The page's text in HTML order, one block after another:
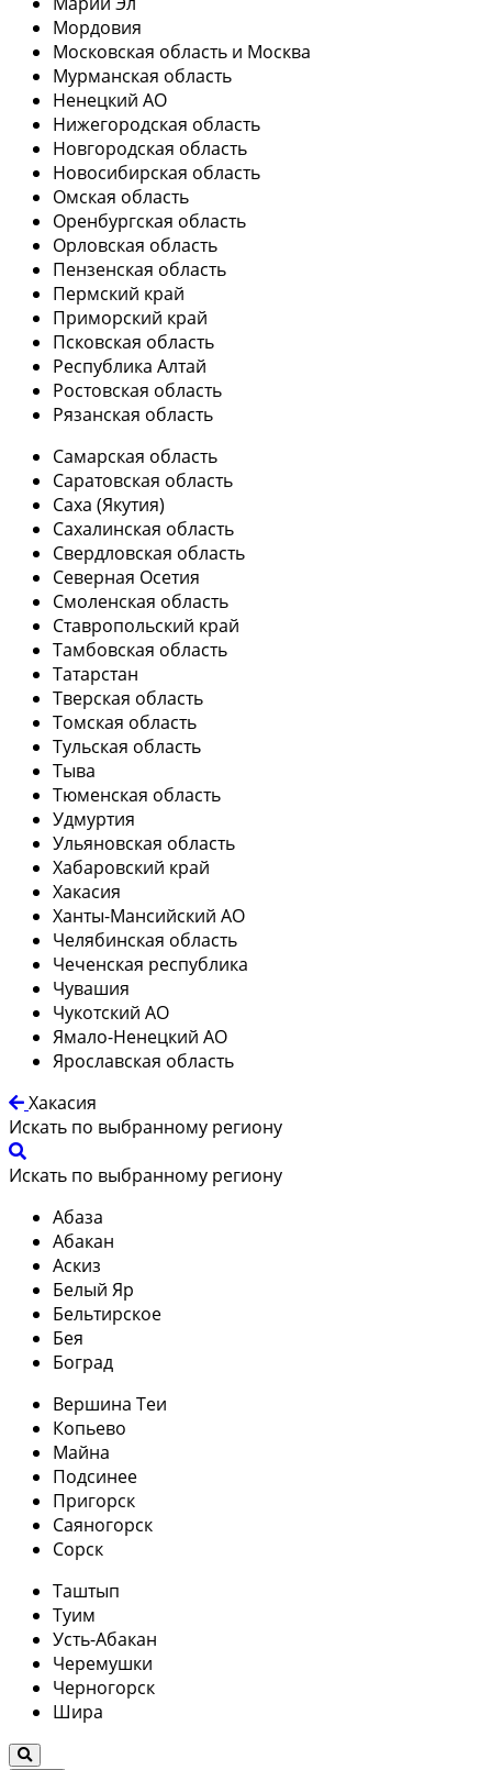
Мордовия
Московская область и Москва
Мурманская область
Ненецкий АО
Нижегородская область
Новгородская область
Новосибирская область
Омская область
Оренбургская область
Орловская область
Пензенская область
Пермский край
Приморский край
Псковская область
Республика Алтай
Ростовская область
Рязанская область
Самарская область
Саратовская область
Саха (Якутия)
Сахалинская область
Свердловская область
Северная Осетия
Смоленская область
Ставропольский край
Тамбовская область
Татарстан
Тверская область
Томская область
Тульская область
Тыва
Тюменская область
Удмуртия
Ульяновская область
Хабаровский край
Хакасия
Ханты-Мансийский АО
Челябинская область
Чеченская республика
Чувашия
Чукотский АО
Ямало-Ненецкий АО
Ярославская область
Хакасия
Искать по выбранному региону
Искать по выбранному региону
Абаза
Абакан
Аскиз
Белый Яр
Бельтирское
Бея
Боград
Вершина Теи
Копьево
Майна
Подсинее
Пригорск
Саяногорск
Сорск
Таштып
Туим
Усть-Абакан
Черемушки
Черногорск
Шира